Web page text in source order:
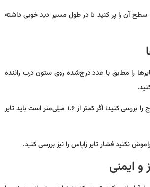
آن را پر کنید تا در طول مسیر دید خوبی داشته
را مطابق با عدد درج‌شده روی ستون درب راننده
سطح آج را بررسی کنید؛ اگر کمتر از ۱.۶ میلی‌متر است باید تایر
نکنید فشار تایر زاپاس را نیز بررسی کنید.